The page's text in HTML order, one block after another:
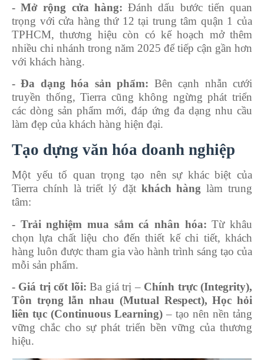
- Mở rộng cửa hàng: Đánh dấu bước tiến quan
trọng với cửa hàng thứ 12 tại trung tâm quận 1 của
TPHCM, thương hiệu còn có kế hoạch mở thêm
nhiều chi nhánh trong năm 2025 để tiếp cận gần hơn
với khách hàng.
- Đa dạng hóa sản phẩm: Bên cạnh nhẫn cưới
truyền thống, Tierra cũng không ngừng phát triển
các dòng sản phẩm mới, đáp ứng đa dạng nhu cầu
làm đẹp của khách hàng hiện đại.
Tạo dựng văn hóa doanh nghiệp
Một yếu tố quan trọng tạo nên sự khác biệt của
Tierra chính là triết lý đặt khách hàng làm trung
tâm:
- Trải nghiệm mua sắm cá nhân hóa: Từ khâu
chọn lựa chất liệu cho đến thiết kế chi tiết, khách
hàng luôn được tham gia vào hành trình sáng tạo của
mỗi sản phẩm.
- Giá trị cốt lõi: Ba giá trị – Chính trực (Integrity),
Tôn trọng lẫn nhau (Mutual Respect), Học hỏi
liên tục (Continuous Learning) – tạo nên nền tảng
vững chắc cho sự phát triển bền vững của thương
hiệu.